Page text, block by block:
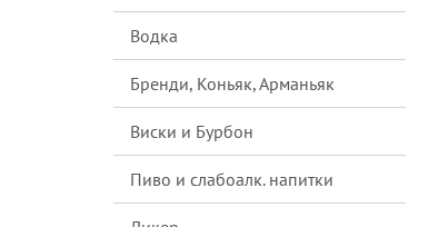
Водка
Бренди, Коньяк, Арманьяк
Виски и Бурбон
Пиво и слабоалк. напитки